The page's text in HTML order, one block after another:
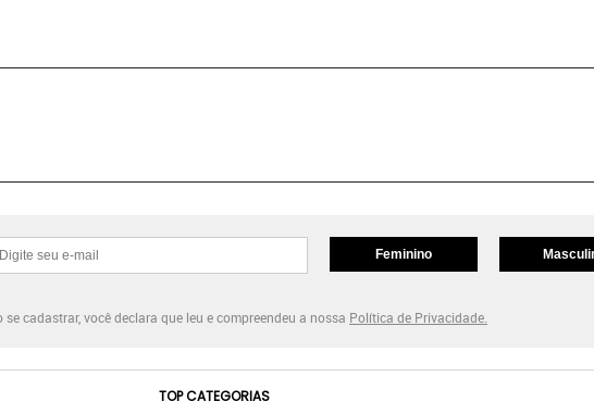
Feminino
se cadastrar, você declara que leu e compreendeu a nossa Política de Privacidade.
TOP CATEGORIAS